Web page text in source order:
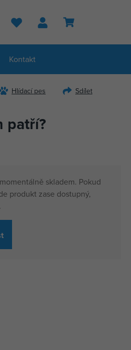
Hledat
Kontakt
Hlídací pes Sdílet
patří?
skladem. Pokud
produkt zase dostupný,